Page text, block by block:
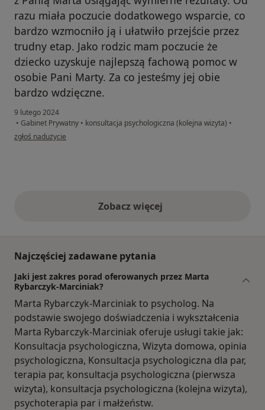
razu miała poczucie dodatkowego wsparcie, co
bardzo wzmocniło ją i ułatwiło przejście przez
trudny etap. Jako rodzic mam poczucie że
dziecko uzyskuje najlepszą fachową pomoc w
osobie Pani Marty. Za co jesteśmy jej obie
bardzo wdzięczne.
9 lutego 2024
• Gabinet Prywatny • konsultacja psychologiczna (kolejna wizyta) •
w opinii użytkownika Ola
zgłoś nadużycie
Zobacz więcejopinie powyżej
Najczęściej zadawane pytania
Jaki jest zakres porad oferowanych przez Marta
Rybarczyk-Marciniak?
Marta Rybarczyk-Marciniak to psycholog. Na
podstawie swojego doświadczenia i wykształcenia
Marta Rybarczyk-Marciniak oferuje usługi takie jak:
Konsultacja psychologiczna, Wizyta domowa, opinia
psychologiczna, Konsultacja psychologiczna dla par,
terapia par, konsultacja psychologiczna (pierwsza
wizyta), konsultacja psychologiczna (kolejna wizyta),
psychoterapia par i małżeństw.